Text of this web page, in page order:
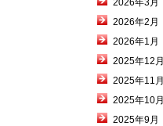
2026年3月
2026年2月
2026年1月
2025年12月
2025年11月
2025年10月
2025年9月